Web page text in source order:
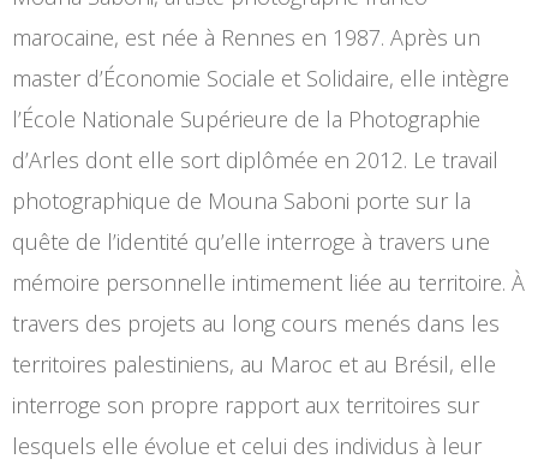
marocaine, est née à Rennes en 1987. Après un
master d’Économie Sociale et Solidaire, elle intègre
l’École Nationale Supérieure de la Photographie
d’Arles dont elle sort diplômée en 2012. Le travail
photographique de Mouna Saboni porte sur la
quête de l’identité qu’elle interroge à travers une
mémoire personnelle intimement liée au territoire. À
travers des projets au long cours menés dans les
territoires palestiniens, au Maroc et au Brésil, elle
interroge son propre rapport aux territoires sur
lesquels elle évolue et celui des individus à leur